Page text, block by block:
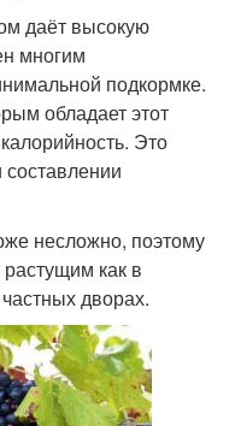
даёт высокую
многим
подкормке.
обладает этот
Это
составлении
несложно, поэтому
как в
дворах.